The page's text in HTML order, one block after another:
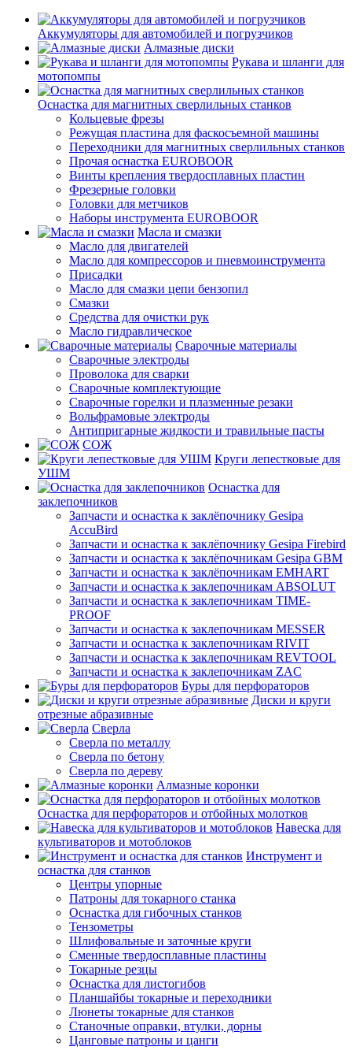
Аккумуляторы для автомобилей и погрузчиков
Алмазные диски
Рукава и шланги для
мотопомпы
Оснастка для магнитных сверлильных станков
Кольцевые фрезы
Режущая пластина для фаскосъемной машины
Переходники для магнитных сверлильных станков
Прочая оснастка EUROBOOR
Винты крепления твердосплавных пластин
Фрезерные головки
Головки для метчиков
Наборы инструмента EUROBOOR
Масла и смазки
Масло для двигателей
Масло для компрессоров и пневмоинструмента
Присадки
Масло для смазки цепи бензопил
Смазки
Средства для очистки рук
Масло гидравлическое
Сварочные материалы
Сварочные электроды
Проволока для сварки
Сварочные комплектующие
Сварочные горелки и плазменные резаки
Вольфрамовые электроды
Антипригарные жидкости и травильные пасты
СОЖ
Круги лепестковые для
УШМ
Оснастка для
заклепочников
Запчасти и оснастка к заклёпочнику Gesipa
AccuBird
Запчасти и оснастка к заклёпочнику Gesipa Firebird
Запчасти и оснастка к заклёпочникам Gesipa GBM
Запчасти и оснастка к заклёпочникам EMHART
Запчасти и оснастка к заклепочникам ABSOLUT
Запчасти и оснастка к заклепочникам TIME-
PROOF
Запчасти и оснастка к заклепочникам MESSER
Запчасти и оснастка к заклепочникам RIVIT
Запчасти и оснастка к заклепочникам REVTOOL
Запчасти и оснастка к заклепочникам ZAC
Буры для перфораторов
Диски и круги
отрезные абразивные
Сверла
Сверла по металлу
Сверла по бетону
Сверла по дереву
Алмазные коронки
Оснастка для перфораторов и отбойных молотков
Навеска для
культиваторов и мотоблоков
Инструмент и
оснастка для станков
Центры упорные
Патроны для токарного станка
Оснастка для гибочных станков
Тензометры
Шлифовальные и заточные круги
Сменные твердосплавные пластины
Токарные резцы
Оснастка для листогибов
Планшайбы токарные и переходники
Люнеты токарные для станков
Станочные оправки, втулки, дорны
Цанговые патроны и цанги